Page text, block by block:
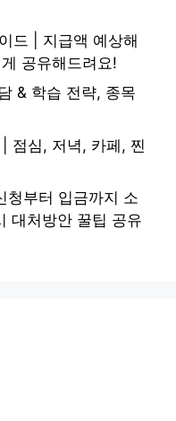
드 | 지급액 예상해
공유해드려요!
& 학습 전략, 종목
점심, 저녁, 카페, 찐
청부터 입금까지 소
대처방안 꿀팁 공유